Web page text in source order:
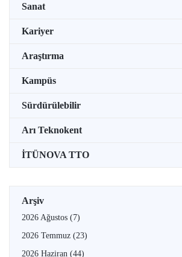
Sanat
Kariyer
Araştırma
Kampüs
Sürdürülebilir
Arı Teknokent
İTÜNOVA TTO
Arşiv
2026 Ağustos (7)
2026 Temmuz (23)
2026 Haziran (44)